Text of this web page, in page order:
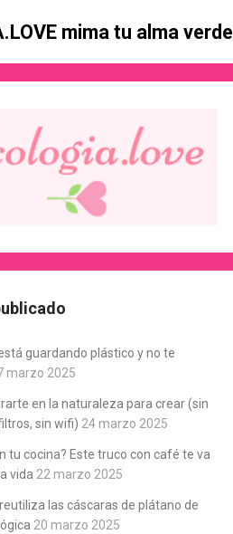
mima tu alma verde
guardando plástico y no te
marzo 2025
en la naturaleza para crear (sin
sin wifi) 24 marzo 2025
tu cocina? Este truco con café te va
vida 22 marzo 2025
las cáscaras de plátano de
20 marzo 2025